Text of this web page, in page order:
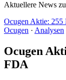
Aktuellere News
Ocugen Aktie:
Ocugen · Analysen
Ocugen
FDA